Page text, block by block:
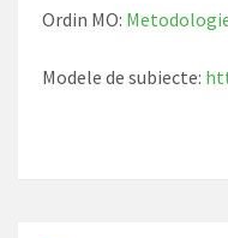
Ordin MO:
Modele de subiecte: